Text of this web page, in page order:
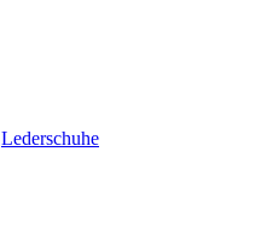
Lederschuhe